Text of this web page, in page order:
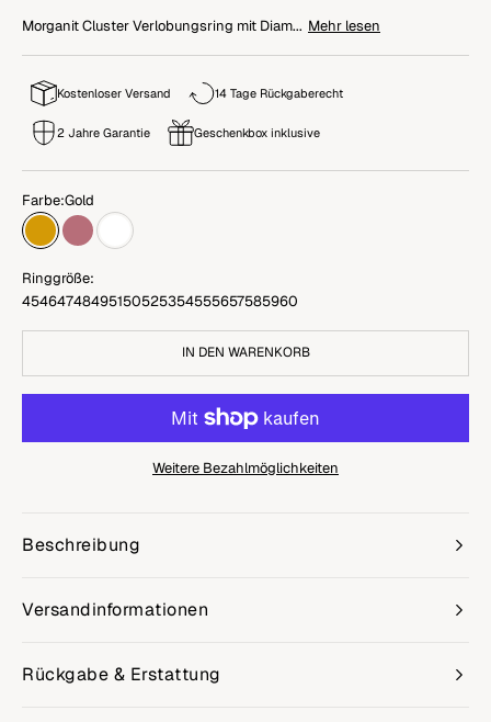
Morganit Cluster Verlobungsring mit Diam... Mehr lesen
Kostenloser Versand 14 Tage Rückgaberecht
2 Jahre Garantie Geschenkbox inklusive
Farbe:Gold
Gold Rose GoldWhite Gold
Ringgröße:
45464748495150525354555657585960
IN DEN WARENKORB
Weitere Bezahlmöglichkeiten
Beschreibung
Versandinformationen
Rückgabe & Erstattung